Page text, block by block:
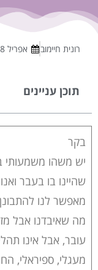
רונית חיימוב אפריל 28, 2020
תוכן עניינים
בקר
יש משהו משמעותי
שהיינו בו בעבר
מאפשר לנו
מה שאיבדנו אבל
עובר, אבל אינו
מעגלי, ספיראלי,